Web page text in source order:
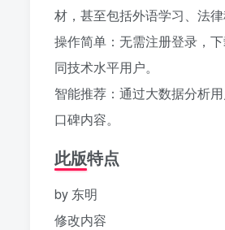
材，甚至包括外语学习、法律
操作简单：无需注册登录，
同技术水平用户。
智能推荐：通过大数据分析
口碑内容。
此版特点
by 东明
修改内容